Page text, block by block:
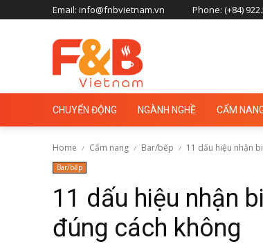
Email: info@fnbvietnam.vn Phone: (+84)
CHUYỂN ĐỘNG NGÀNH NGHỀ CẨM
Home Cẩm nang Bar/bếp 11 dấu hiệu nhận
Bar/bếp
11 dấu hiệu nhận
đúng cách không